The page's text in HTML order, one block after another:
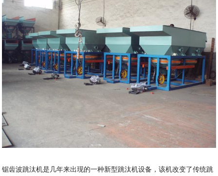
锯齿波跳汰机是几年来出现的一种新型跳汰机设备，该机改变了传统跳